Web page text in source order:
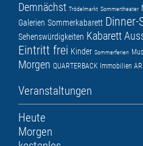
Demnächst Trödelmarkt Sommertheater
Galerien Sommerkabarett Dinner-
Sehenswürdigkeiten Kabarett
Eintritt frei Kinder Sommerferien
Morgen QUARTERBACK Immobilien
Veranstaltungen
Heute
Morgen